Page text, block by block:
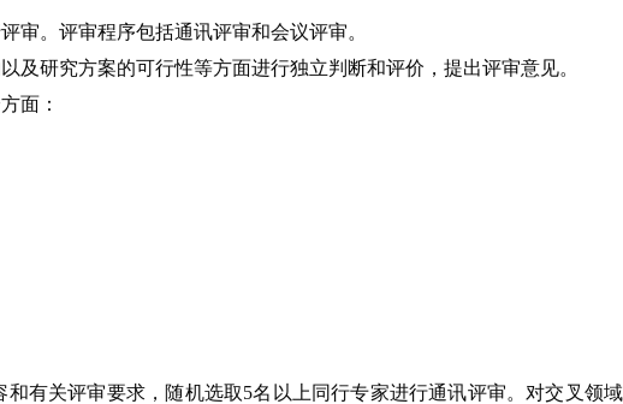
审。评审程序包括通讯评审和会议评审。
研究方案的可行性等方面进行独立判断和评价，提出评审意见。
面：
有关评审要求，随机选取5名以上同行专家进行通讯评审。对交叉领域